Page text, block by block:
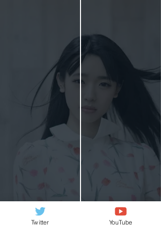
Twitter YouTube